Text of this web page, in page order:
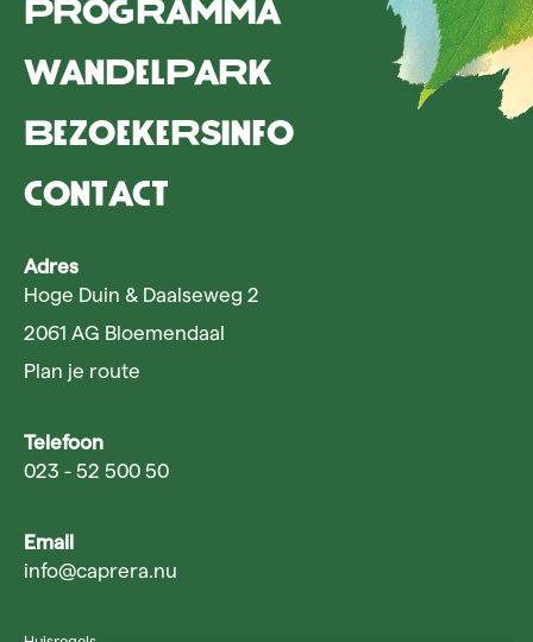
Programma
Wandelpark
Bezoekersinfo
Contact
Adres
Hoge Duin & Daalseweg 2
2061 AG Bloemendaal
Plan je route
Telefoon
023 - 52 500 50
Email
info@caprera.nu